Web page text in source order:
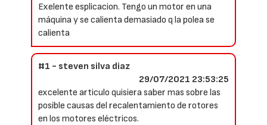
Exelente esplicacion. Tengo un motor en una
máquina y se calienta demasiado q la polea se
calienta
#1 - steven silva diaz
29/07/2021 23:53:25
excelente articulo quisiera saber mas sobre las
posible causas del recalentamiento de rotores
en los motores eléctricos.